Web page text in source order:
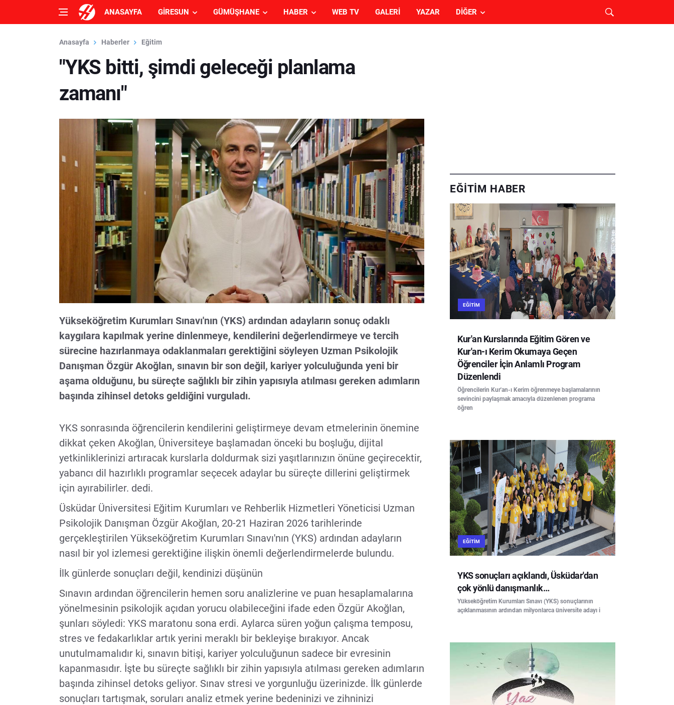
ANASAYFA GIRESUN GÜMÜŞHANE HABER WEB TV GALERI YAZAR DIĞER
Anasayfa Haberler Eğitim
"YKS bitti, şimdi geleceği planlama
zamanı"
Yükseköğretim Kurumları Sınavı'nın (YKS) ardından adayların sonuç odaklı
kaygılara kapılmak yerine dinlenmeye, kendilerini değerlendirmeye ve tercih
sürecine hazırlanmaya odaklanmaları gerektiğini söyleyen Uzman Psikolojik
Danışman Özgür Akoğlan, sınavın bir son değil, kariyer yolculuğunda yeni bir
aşama olduğunu, bu süreçte sağlıklı bir zihin yapısıyla atılması gereken adımların
başında zihinsel detoks geldiğini vurguladı.
YKS sonrasında öğrencilerin kendilerini geliştirmeye devam etmelerinin önemine
dikkat çeken Akoğlan, Üniversiteye başlamadan önceki bu boşluğu, dijital
yetkinliklerinizi artıracak kurslarla doldurmak sizi yaşıtlarınızın önüne geçirecektir,
yabancı dil hazırlıklı programlar seçecek adaylar bu süreçte dillerini geliştirmek
için ayırabilirler. dedi.
Üsküdar Üniversitesi Eğitim Kurumları ve Rehberlik Hizmetleri Yöneticisi Uzman
Psikolojik Danışman Özgür Akoğlan, 20-21 Haziran 2026 tarihlerinde
gerçekleştirilen Yükseköğretim Kurumları Sınavı'nın (YKS) ardından adayların
nasıl bir yol izlemesi gerektiğine ilişkin önemli değerlendirmelerde bulundu.
İlk günlerde sonuçları değil, kendinizi düşünün
Sınavın ardından öğrencilerin hemen soru analizlerine ve puan hesaplamalarına
yönelmesinin psikolojik açıdan yorucu olabileceğini ifade eden Özgür Akoğlan,
şunları söyledi: YKS maratonu sona erdi. Aylarca süren yoğun çalışma temposu,
stres ve fedakarlıklar artık yerini meraklı bir bekleyişe bırakıyor. Ancak
unutulmamalıdır ki, sınavın bitişi, kariyer yolculuğunun sadece bir evresinin
kapanmasıdır. İşte bu süreçte sağlıklı bir zihin yapısıyla atılması gereken adımların
başında zihinsel detoks geliyor. Sınav stresi ve yorgunluğu üzerinizde. İlk günlerde
sonuçları tartışmak, soruları analiz etmek yerine bedeninizi ve zihninizi
EĞITIM HABER
EĞITIM
Kur'an Kurslarında Eğitim Gören ve
Kur'an-ı Kerim Okumaya Geçen
Öğrenciler İçin Anlamlı Program
Düzenlendi
Öğrencilerin Kur'an-ı Kerim öğrenmeye başlamalarının
sevincini paylaşmak amacıyla düzenlenen programa
öğren
EĞITIM
YKS sonuçları açıklandı, Üsküdar'dan
çok yönlü danışmanlık…
Yükseköğretim Kurumları Sınavı (YKS) sonuçlarının
açıklanmasının ardından milyonlarca üniversite adayı i